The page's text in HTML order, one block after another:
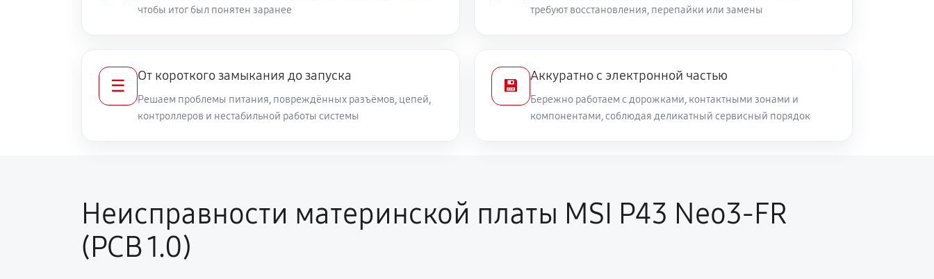
чтобы итог был понятен заранее
требуют восстановления, перепайки или замены
☰
От короткого замыкания до запуска
Решаем проблемы питания, повреждённых разъёмов, цепей,
контроллеров и нестабильной работы системы
💾
Аккуратно с электронной частью
Бережно работаем с дорожками, контактными зонами и
компонентами, соблюдая деликатный сервисный порядок
Неисправности материнской платы MSI P43 Neo3-FR
(PCB 1.0)